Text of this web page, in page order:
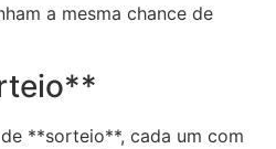
a mesma chance de
**sorteio**, cada um com